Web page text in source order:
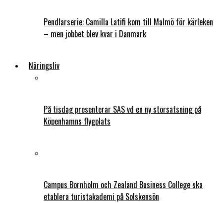
Pendlarserie: Camilla Latifi kom till Malmö för kärleken
– men jobbet blev kvar i Danmark
Näringsliv
På tisdag presenterar SAS vd en ny storsatsning på
Köpenhamns flygplats
Campus Bornholm och Zealand Business College ska
etablera turistakademi på Solskensön